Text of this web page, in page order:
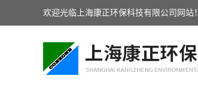
欢迎光临上海康正环保科技有限公司网站！